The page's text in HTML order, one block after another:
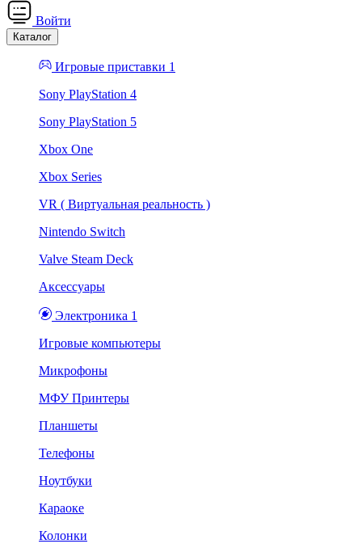
Войти
Каталог
Игровые приставки 1
Sony PlayStation 4
Sony PlayStation 5
Xbox One
Xbox Series
VR ( Виртуальная реальность )
Nintendo Switch
Valve Steam Deck
Аксессуары
Электроника 1
Игровые компьютеры
Микрофоны
МФУ Принтеры
Планшеты
Телефоны
Ноутбуки
Караоке
Колонки